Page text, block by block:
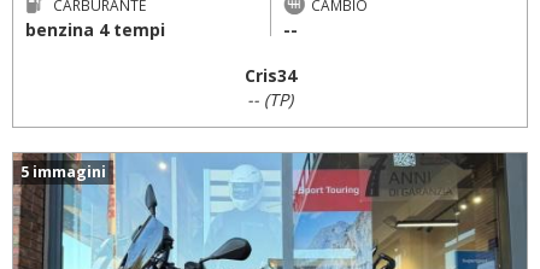
CARBURANTE
benzina 4 tempi
CAMBIO
--
Cris34
-- (TP)
5 immagini